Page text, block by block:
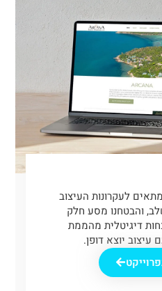
לעקרונות העיצוב
והבטחנו מסע חלק
דיגיטלית מהממת
יוצא דופן.